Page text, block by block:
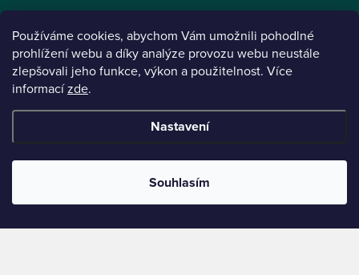
Používáme cookies, abychom Vám umožnili pohodlné
prohlížení webu a díky analýze provozu webu neustále
zlepšovali jeho funkce, výkon a použitelnost. Více
informacízde.
Nastavení
Souhlasím
Informace pro vás
zaměřený na inovaci webu a marketingových nástrojů financovaný Evropskou Unií -